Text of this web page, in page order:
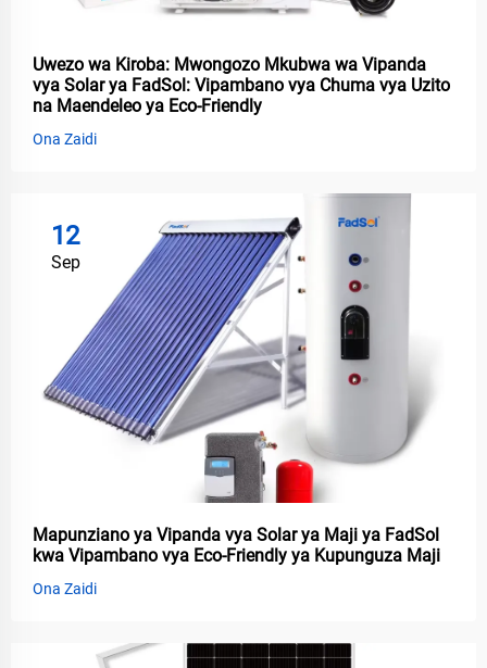
Uwezo wa Kiroba: Mwongozo Mkubwa wa Vipanda
vya Solar ya FadSol: Vipambano vya Chuma vya Uzito
na Maendeleo ya Eco-Friendly
Ona Zaidi
12
Sep
Mapunziano ya Vipanda vya Solar ya Maji ya FadSol
kwa Vipambano vya Eco-Friendly ya Kupunguza Maji
Ona Zaidi